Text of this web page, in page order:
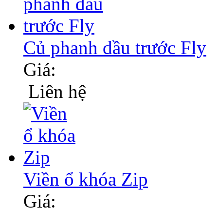
Củ phanh dầu trước Fly
Giá:
Liên hệ
Viền ổ khóa Zip
Giá: